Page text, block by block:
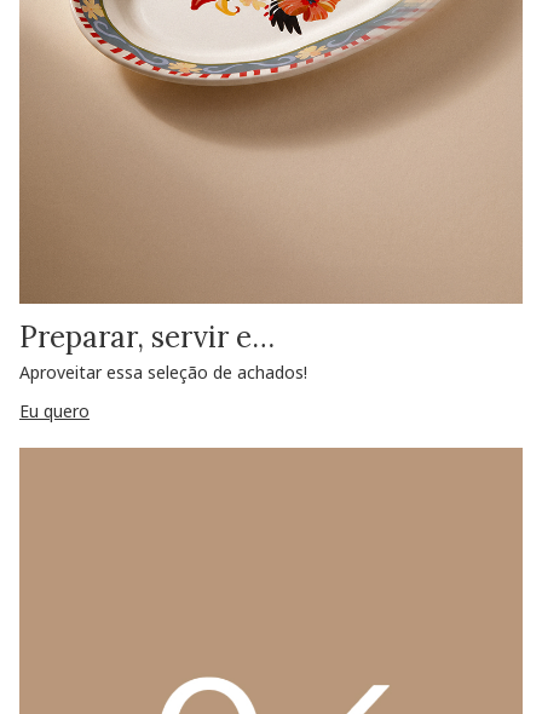
Preparar, servir e…
Aproveitar essa seleção de achados!
Eu quero